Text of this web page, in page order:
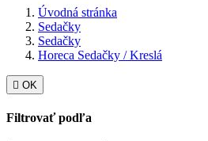
Úvodná stránka
Sedačky
Sedačky
Horeca Sedačky / Kreslá
 OK
Filtrovať podľa